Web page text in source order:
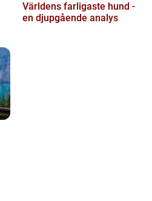
Världens farligaste hund -
en djupgående analys